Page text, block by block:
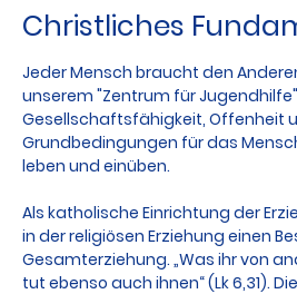
Christliches
Jeder Mensch braucht den
unserem "Zentrum für
Gesellschaftsfähigkeit, Offenheit
Grundbedingungen für das
leben und einüben.
Als katholische Einrichtung der
in der religiösen Erziehung einen
Gesamterziehung. „Was ihr von
tut ebenso auch ihnen“ (Lk 6,31).